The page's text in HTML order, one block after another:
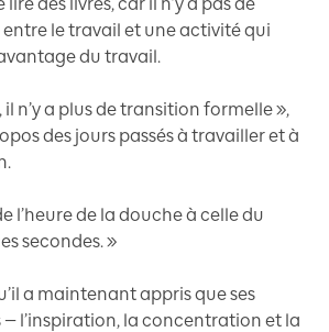
le travail et une activité qui
du travail.
n’y a plus de transition formelle »,
des jours passés à travailler et à
l’heure de la douche à celle du
secondes. »
a maintenant appris que ses
l’inspiration, la concentration et la